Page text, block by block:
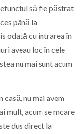
să fie păstrat
până la
odată cu intrarea în
aveau loc în cele
nu mai sunt acum
casă, nu mai avem
mult, acum se moare
dus direct la